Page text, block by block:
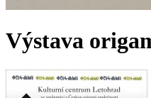
Výstava